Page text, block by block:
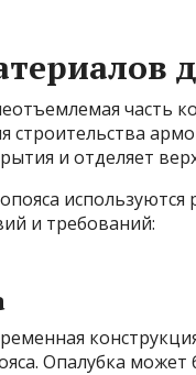
часть
строительства
и отделяет
и требований:
Опалубка